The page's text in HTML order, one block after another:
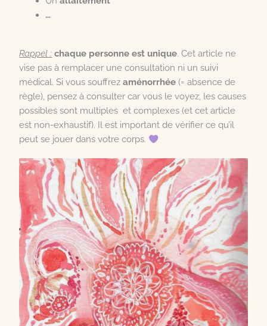
…
Rappel : chaque personne est unique. Cet article ne
vise pas à remplacer une consultation ni un suivi
médical. Si vous souffrezaménorrhée (= absence de
règle), pensez à consulter car vous le voyez, les causes
possibles sont multiples et complexes (et cet article
est non-exhaustif). Il est important de vérifier ce qu’il
peut se jouer dans votre corps.